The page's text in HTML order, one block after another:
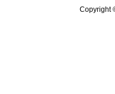
Copyright